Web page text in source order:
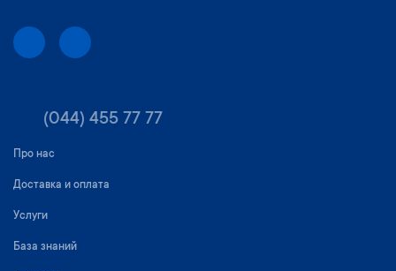
(044) 455 77 77
Про нас
Доставка и оплата
Услуги
База знаний